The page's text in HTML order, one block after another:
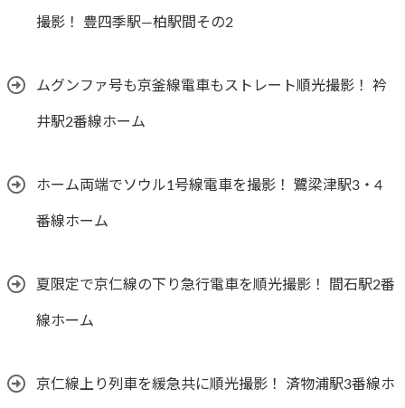
撮影！ 豊四季駅―柏駅間その2
ムグンファ号も京釜線電車もストレート順光撮影！ 衿
井駅2番線ホーム
ホーム両端でソウル1号線電車を撮影！ 鷺梁津駅3・4
番線ホーム
夏限定で京仁線の下り急行電車を順光撮影！ 間石駅2番
線ホーム
京仁線上り列車を緩急共に順光撮影！ 済物浦駅3番線ホ